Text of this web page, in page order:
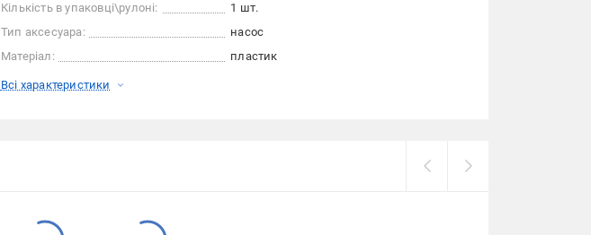
Кількість в упаковці\рулоні:
1 шт.
Тип аксесуара:
насос
Матеріал:
пластик
Всі характеристики